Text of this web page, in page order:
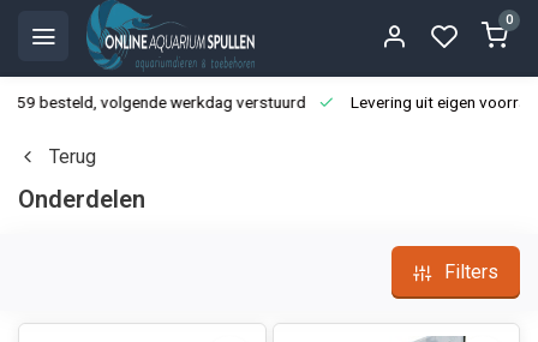
0
besteld, volgende werkdag verstuurd Levering uit eigen
Terug
Onderdelen
Filters